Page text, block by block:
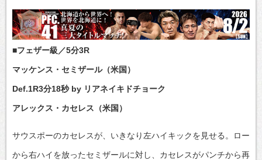
■フェザー級／5分3R
マッケンス・セミザール（米国）
Def.1R3分18秒 by リアネイキドチョーク
アレックス・カセレス（米国）
サウスポーのカセレスが、いきなり左ハイキックを見せる。ロー
から右ハイを放ったセミザールに対し、カセレスがパンチから再